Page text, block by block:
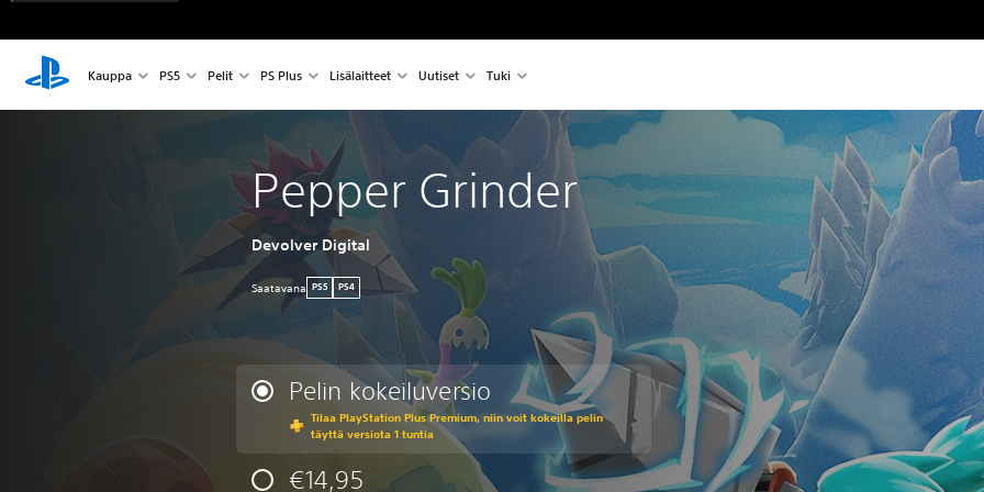
Kauppa PS5 Pelit PS Plus Lisälaitteet Uutiset Tuki
Pepper Grinder
Devolver Digital
Saatavana PS5 PS4
Pelin kokeiluversio
Tilaa PlayStation Plus Premium, niin voit kokeilla pelin
täyttä versiota 1 tuntia
€14,95